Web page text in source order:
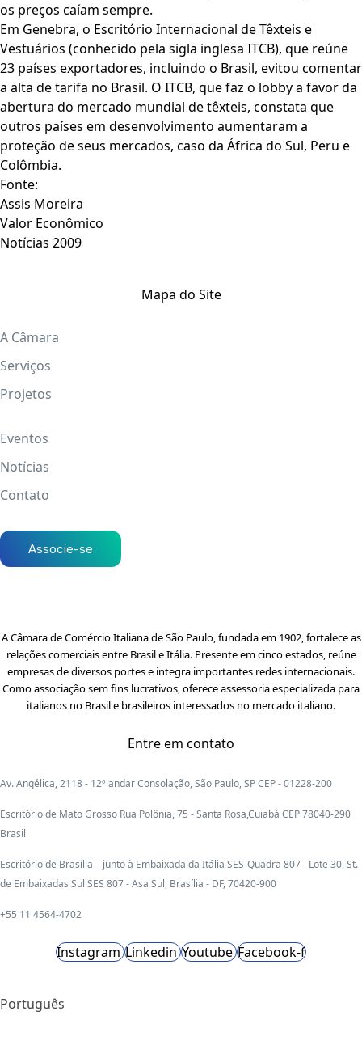
os preços caíam sempre.
Em Genebra, o Escritório Internacional de Têxteis e
Vestuários (conhecido pela sigla inglesa ITCB), que reúne
23 países exportadores, incluindo o Brasil, evitou comentar
a alta de tarifa no Brasil. O ITCB, que faz o lobby a favor da
abertura do mercado mundial de têxteis, constata que
outros países em desenvolvimento aumentaram a
proteção de seus mercados, caso da África do Sul, Peru e
Colômbia.
Fonte:
Assis Moreira
Valor Econômico
Notícias 2009
Mapa do Site
A Câmara
Serviços
Projetos
Eventos
Notícias
Contato
Associe-se
A Câmara de Comércio Italiana de São Paulo, fundada em 1902, fortalece as
relações comerciais entre Brasil e Itália. Presente em cinco estados, reúne
empresas de diversos portes e integra importantes redes internacionais.
Como associação sem fins lucrativos, oferece assessoria especializada para
italianos no Brasil e brasileiros interessados no mercado italiano.
Entre em contato
Av. Angélica, 2118 - 12º andar Consolação, São Paulo, SP CEP - 01228-200
Escritório de Mato Grosso Rua Polônia, 75 - Santa Rosa,Cuiabá CEP 78040-290
Brasil
Escritório de Brasília – junto à Embaixada da Itália SES-Quadra 807 - Lote 30, St.
de Embaixadas Sul SES 807 - Asa Sul, Brasília - DF, 70420-900
+55 11 4564-4702
Instagram Linkedin Youtube Facebook-f
Português